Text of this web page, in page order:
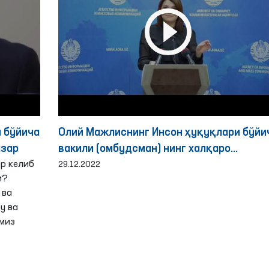
бўйича
келиб
ва
Олий Мажлиснинг Инсон ҳуқуқлари
вакили (омбудсман) нинг халқаро
ҳамкорлик йўналишидаги фаолияти
29.12.2022